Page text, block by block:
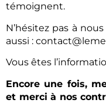
témoignent.
N’hésitez pas à
aussi :
Vous êtes
Encore une fois,
et merci à nos